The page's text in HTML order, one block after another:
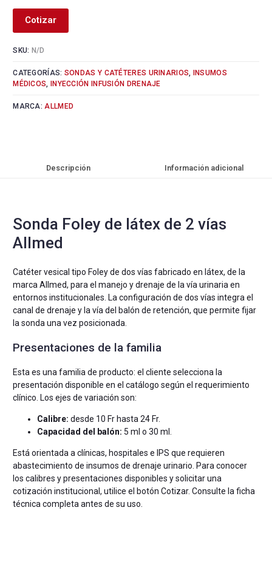
Cotizar
SKU: N/D
CATEGORÍAS: SONDAS Y CATÉTERES URINARIOS,
INSUMOS
MÉDICOS, INYECCIÓN INFUSIÓN DRENAJE
MARCA:ALLMED
Descripción Información adicional
Sonda Foley de látex de 2 vías
Allmed
Catéter vesical tipo Foley de dos vías fabricado en látex, de la
marca Allmed, para el manejo y drenaje de la vía urinaria en
entornos institucionales. La configuración de dos vías integra el
canal de drenaje y la vía del balón de retención, que permite fijar
la sonda una vez posicionada.
Presentaciones de la familia
Esta es una familia de producto: el cliente selecciona la
presentación disponible en el catálogo según el requerimiento
clínico. Los ejes de variación son:
Calibre: desde 10 Fr hasta 24 Fr.
Capacidad del balón: 5 ml o 30 ml.
Está orientada a clínicas, hospitales e IPS que requieren
abastecimiento de insumos de drenaje urinario. Para conocer
los calibres y presentaciones disponibles y solicitar una
cotización institucional, utilice el botón Cotizar. Consulte la ficha
técnica completa antes de su uso.